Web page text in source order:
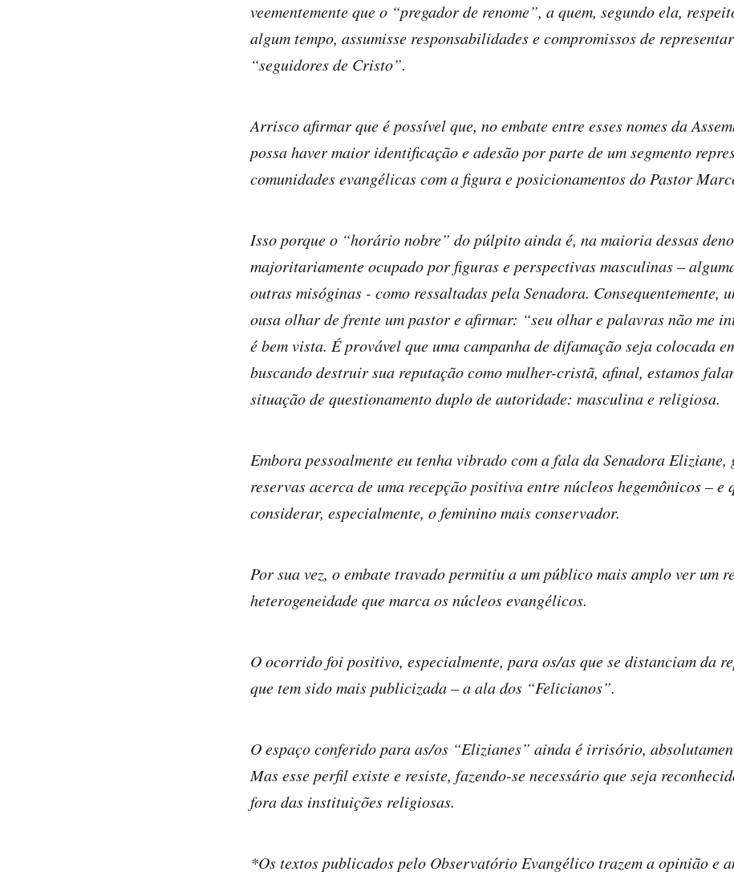
veementemente que o “pregador de renome”, a quem, segundo ela,
algum tempo, assumisse responsabilidades e compromissos de
“seguidores de Cristo”.
Arrisco afirmar que é possível que, no embate entre esses nomes da
possa haver maior identificação e adesão por parte de um segmento
comunidades evangélicas com a figura e posicionamentos do Pastor
Isso porque o “horário nobre” do púlpito ainda é, na maioria dessas
majoritariamente ocupado por figuras e perspectivas masculinas –
outras misóginas - como ressaltadas pela Senadora. Consequentemente,
ousa olhar de frente um pastor e afirmar: “seu olhar e palavras não me
é bem vista. É provável que uma campanha de difamação seja colocada
buscando destruir sua reputação como mulher-cristã, afinal, estamos
situação de questionamento duplo de autoridade: masculina e religiosa.
Embora pessoalmente eu tenha vibrado com a fala da Senadora Eliziane,
reservas acerca de uma recepção positiva entre núcleos hegemônicos – e
considerar, especialmente, o feminino mais conservador.
Por sua vez, o embate travado permitiu a um público mais amplo ver um
heterogeneidade que marca os núcleos evangélicos.
O ocorrido foi positivo, especialmente, para os/as que se distanciam da
que tem sido mais publicizada – a ala dos “Felicianos”.
O espaço conferido para as/os “Elizianes” ainda é irrisório,
Mas esse perfil existe e resiste, fazendo-se necessário que seja
fora das instituições religiosas.
*Os textos publicados pelo Observatório Evangélico trazem a opinião e